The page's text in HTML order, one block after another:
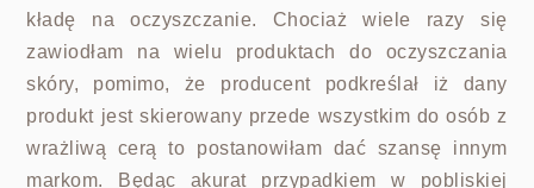
kładę na oczyszczanie. Chociaż wiele razy się
zawiodłam na wielu produktach do oczyszczania
skóry, pomimo, że producent podkreślał iż dany
produkt jest skierowany przede wszystkim do osób z
wrażliwą cerą to postanowiłam dać szansę innym
markom. Będąc akurat przypadkiem w pobliskiej